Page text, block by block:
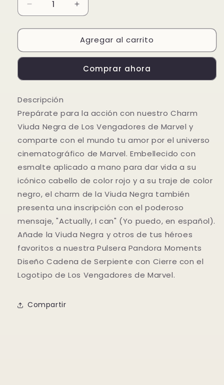
Reducir
cantidad
para
Viuda
Negra
Los
de
Marvel
Aumentar
cantidad
para
Charm
Viuda
Negra
de
Los
Marvel
Agregar al carrito
Comprar ahora
Descripción
Prepárate para la acción con nuestro Charm
Viuda Negra de Los Vengadores de Marvel y
comparte con el mundo tu amor por el universo
cinematográfico de Marvel. Embellecido con
esmalte aplicado a mano para dar vida a su
icónico cabello de color rojo y a su traje de color
negro, el charm de la Viuda Negra también
presenta una inscripción con el poderoso
mensaje, "Actually, I can" (Yo puedo, en español).
Añade la Viuda Negra y otros de tus héroes
favoritos a nuestra Pulsera Pandora Moments
Diseño Cadena de Serpiente con Cierre con el
Logotipo de Los Vengadores de Marvel.
Compartir